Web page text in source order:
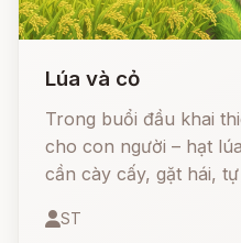
Lúa và cỏ
Trong buổi đầu khai
cho con người – hạt
cần cày cấy, gặt hái,
người đàn bà, hạt lúa
ST